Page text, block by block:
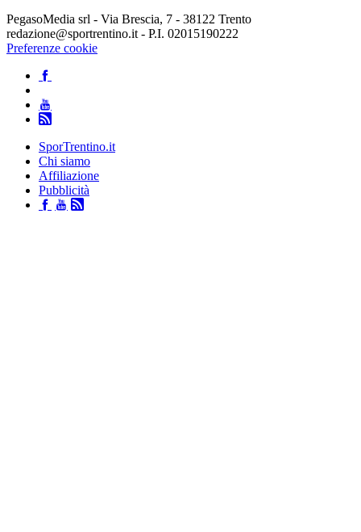
PegasoMedia srl - Via Brescia, 7 - 38122 Trento
redazione@sportrentino.it - P.I. 02015190222
Preferenze cookie
SporTrentino.it
Chi siamo
Affiliazione
Pubblicità